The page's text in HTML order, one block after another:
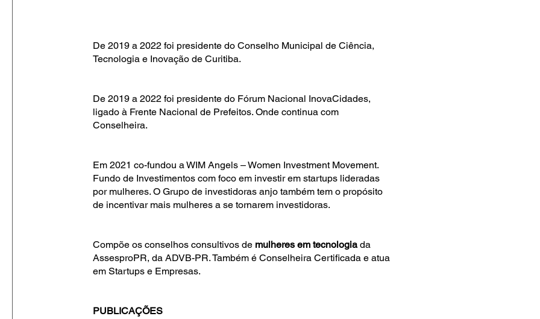
De 2019 a 2022 foi presidente do Conselho Municipal de Ciência,
Tecnologia e Inovação de Curitiba.
De 2019 a 2022 foi presidente do Fórum Nacional InovaCidades,
ligado à Frente Nacional de Prefeitos. Onde continua com
Conselheira.
Em 2021 co-fundou a WIM Angels – Women Investment Movement.
Fundo de Investimentos com foco em investir em startups lideradas
por mulheres. O Grupo de investidoras anjo também tem o propósito
de incentivar mais mulheres a se tornarem investidoras.
Compõe os conselhos consultivos de mulheres em tecnologiada
AssesproPR, da ADVB-PR. Também é Conselheira Certificada e atua
em Startups e Empresas.
PUBLICAÇÕES